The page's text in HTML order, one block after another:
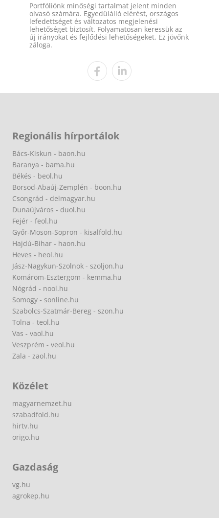
Portfóliónk minőségi tartalmat jelent minden
olvasó számára. Egyedülálló elérést, országos
lefedettséget és változatos megjelenési
lehetőséget biztosít. Folyamatosan keressük az
új irányokat és fejlődési lehetőségeket. Ez jövőnk
záloga.
Regionális hírportálok
Bács-Kiskun - baon.hu
Baranya - bama.hu
Békés - beol.hu
Borsod-Abaúj-Zemplén - boon.hu
Csongrád - delmagyar.hu
Dunaújváros - duol.hu
Fejér - feol.hu
Győr-Moson-Sopron - kisalfold.hu
Hajdú-Bihar - haon.hu
Heves - heol.hu
Jász-Nagykun-Szolnok - szoljon.hu
Komárom-Esztergom - kemma.hu
Nógrád - nool.hu
Somogy - sonline.hu
Szabolcs-Szatmár-Bereg - szon.hu
Tolna - teol.hu
Vas - vaol.hu
Veszprém - veol.hu
Zala - zaol.hu
Közélet
magyarnemzet.hu
szabadfold.hu
hirtv.hu
origo.hu
Gazdaság
vg.hu
agrokep.hu